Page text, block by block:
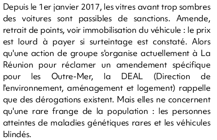
Depuis le 1er janvier 2017, les vitres avant trop sombres
des voitures sont passibles de sanctions. Amende,
retrait de points, voir immobilisation du véhicule : le prix
est lourd à payer si surteintage est constaté. Alors
qu'une action de groupe s'organise actuellement à La
Réunion pour réclamer un amendement spécifique
pour les Outre-Mer, la DEAL (Direction de
l'environnement, aménagement et logement) rappelle
que des dérogations existent. Mais elles ne concernent
qu'une rare frange de la population : les personnes
atteintes de maladies génétiques rares et les véhicules
blindés.